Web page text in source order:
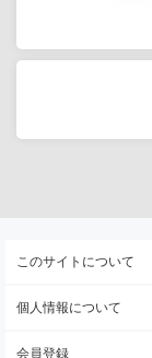
このサイトについて
個人情報について
会員登録